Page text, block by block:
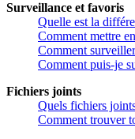
Surveillance et favoris
Quelle est la
Comment mettre
Comment
Comment puis-je
Fichiers joints
Quels fichiers
Comment trouver